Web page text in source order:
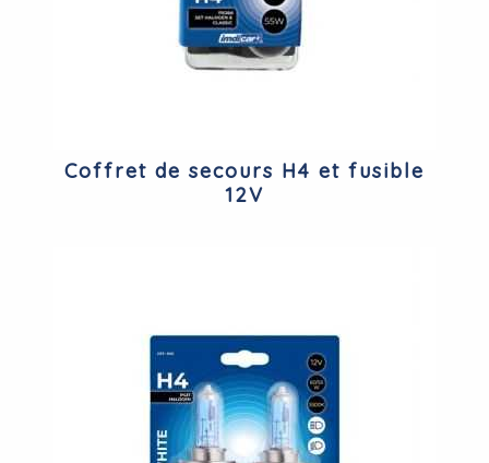
Coffret de secours H4 et fusible
12V